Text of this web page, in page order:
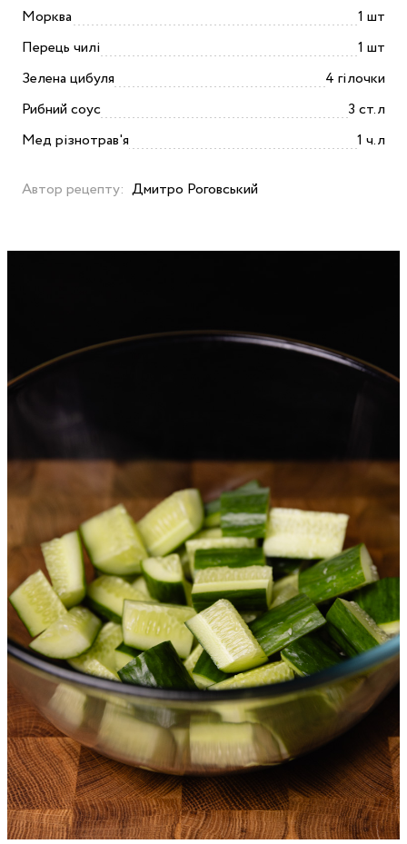
Морква
1 шт
Перець чилі
1 шт
Зелена цибуля
4 гілочки
Рибний соус
3 ст.л
Мед різнотрав'я
1 ч.л
Автор рецепту: Дмитро Роговський